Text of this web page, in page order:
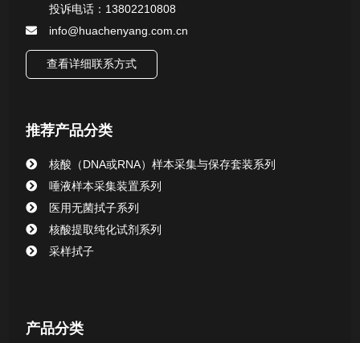
微生物样本保存液（通用运输传媒介质）系列
核酸（DNA&RNA）样本采集与保存套装系列
核酸提取或纯化试剂
清洁验证棉签系列
动物检测试剂
投诉电话：13802210808
info@huachenyang.com.cn
查看详细联系方式
推荐产品分类
核酸（DNA或RNA）样本采集与保存套装系列
唾液样本采集装置系列
医用无菌拭子系列
核酸提取纯化试剂系列
采样拭子
产品分类